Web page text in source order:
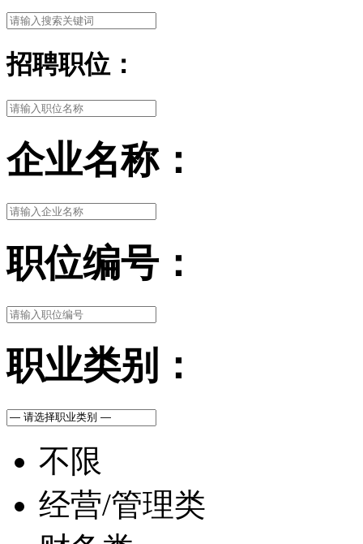
招聘职位：
企业名称：
职位编号：
职业类别：
不限
经营/管理类